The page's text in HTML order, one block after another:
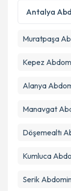
Metni
Antalya
Muratpaşa
Kepez
Alanya
Manavgat
Döşemealtı
Kumluca
Serik